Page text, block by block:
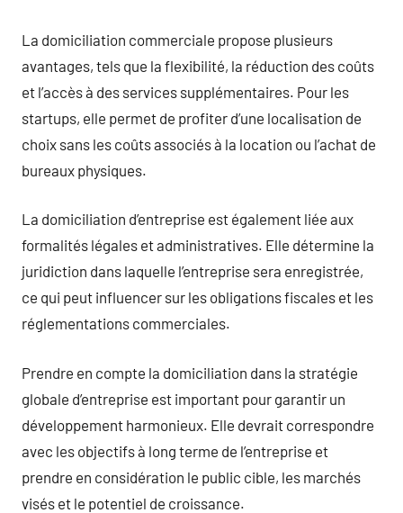
La domiciliation commerciale propose plusieurs
avantages, tels que la flexibilité, la réduction des coûts
et l’accès à des services supplémentaires. Pour les
startups, elle permet de profiter d’une localisation de
choix sans les coûts associés à la location ou l’achat de
bureaux physiques.
La domiciliation d’entreprise est également liée aux
formalités légales et administratives. Elle détermine la
juridiction dans laquelle l’entreprise sera enregistrée,
ce qui peut influencer sur les obligations fiscales et les
réglementations commerciales.
Prendre en compte la domiciliation dans la stratégie
globale d’entreprise est important pour garantir un
développement harmonieux. Elle devrait correspondre
avec les objectifs à long terme de l’entreprise et
prendre en considération le public cible, les marchés
visés et le potentiel de croissance.